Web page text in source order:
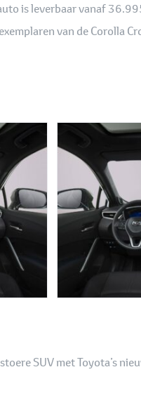
is leverbaar vanaf
van de Corolla
SUV met Toyota’s